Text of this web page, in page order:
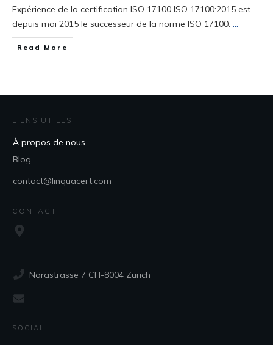
Expérience de la certification ISO 17100 ISO 17100:2015 est
depuis mai 2015 le successeur de la norme ISO 17100. ...
Read More
LIENS UTILES
À propos de nous
Blog
contact@linquacert.com
CONTACT
Norastrasse 7 CH-8004 Zurich
SOCIAL